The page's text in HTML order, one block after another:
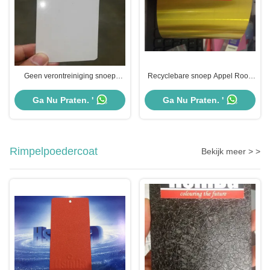
Geen verontreiniging snoep
oliebestendigheid uitstekende
Ga Nu Praten. '
Recyclebare snoep Appel Rood
Milieuvriendelijk
Ga Nu Praten. '
Rimpelpoedercoat Bekijk meer > >